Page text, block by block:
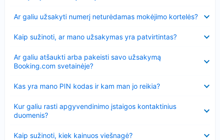
Ar galiu užsakyti numerį neturėdamas mokėjimo kortelės?
Kaip sužinoti, ar mano užsakymas yra patvirtintas?
Ar galiu atšaukti arba pakeisti savo užsakymą
Booking.com svetainėje?
Kas yra mano PIN kodas ir kam man jo reikia?
Kur galiu rasti apgyvendinimo įstaigos kontaktinius
duomenis?
Kaip sužinoti, kiek kainuos viešnagė?